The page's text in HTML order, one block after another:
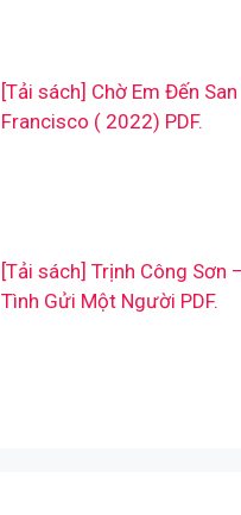
[Tải sách] Chờ Em Đến San
Francisco ( 2022) PDF.
[Tải sách] Trịnh Công Sơn
Tình Gửi Một Người PDF.